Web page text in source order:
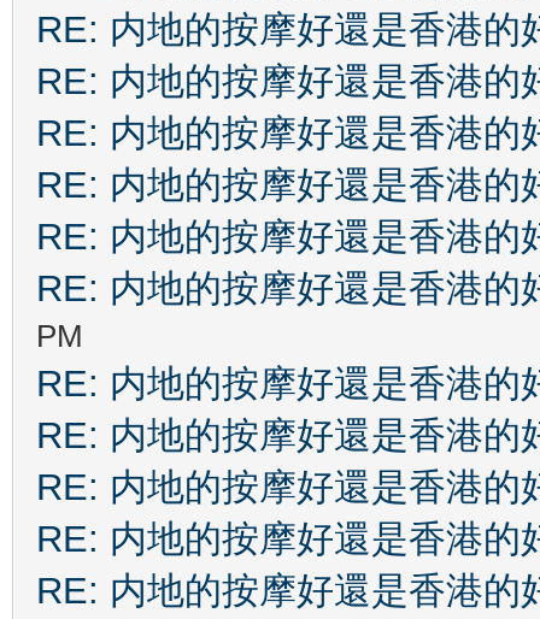
RE: 内地的按摩好還是香港的
RE: 内地的按摩好還是香港的
RE: 内地的按摩好還是香港的
RE: 内地的按摩好還是香港的
RE: 内地的按摩好還是香港的
RE: 内地的按摩好還是香港的
PM
RE: 内地的按摩好還是香港的
RE: 内地的按摩好還是香港的
RE: 内地的按摩好還是香港的
RE: 内地的按摩好還是香港的
RE: 内地的按摩好還是香港的